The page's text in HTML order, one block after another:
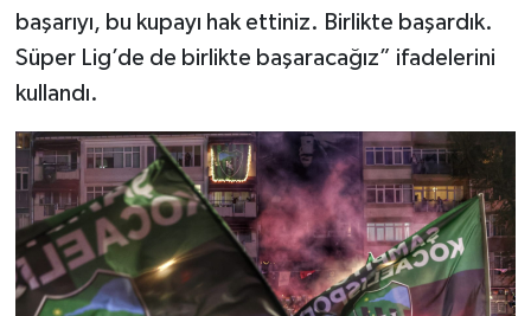
başarıyı, bu kupayı hak ettiniz. Birlikte başardık.
Süper Lig’de de birlikte başaracağız” ifadelerini
kullandı.